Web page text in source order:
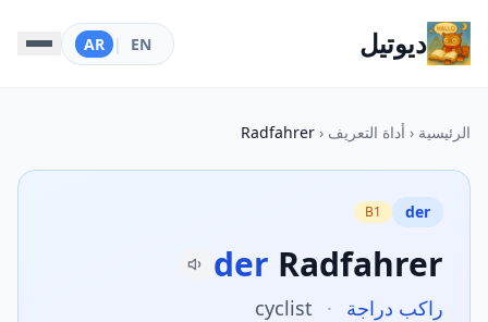
ديوتيل EN
|
AR
الرئيسية ‹ أداة التعريف ‹
Radfahrer
der
B1
der Radfahrer
راكب دراجة ·
cyclist